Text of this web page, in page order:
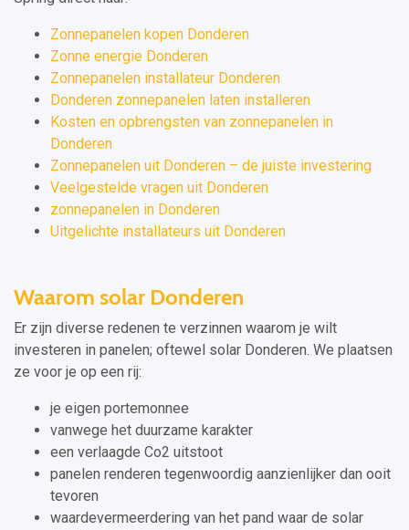
Zonnepanelen kopen Donderen
Zonne energie Donderen
Zonnepanelen installateur Donderen
Donderen zonnepanelen laten installeren
Kosten en opbrengsten van zonnepanelen in
Donderen
Zonnepanelen uit Donderen – de juiste investering
Veelgestelde vragen uit Donderen
zonnepanelen in Donderen
Uitgelichte installateurs uit Donderen
Waarom solar Donderen
Er zijn diverse redenen te verzinnen waarom je wilt
investeren in panelen; oftewel solar Donderen. We plaatsen
ze voor je op een rij:
je eigen portemonnee
vanwege het duurzame karakter
een verlaagde Co2 uitstoot
panelen renderen tegenwoordig aanzienlijker dan ooit
tevoren
waardevermeerdering van het pand waar de solar